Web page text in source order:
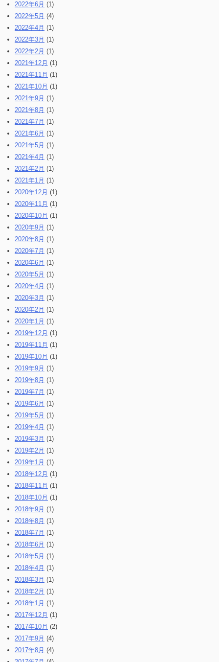
2022年6月 (1)
2022年5月 (4)
2022年4月 (1)
2022年3月 (1)
2022年2月 (1)
2021年12月 (1)
2021年11月 (1)
2021年10月 (1)
2021年9月 (1)
2021年8月 (1)
2021年7月 (1)
2021年6月 (1)
2021年5月 (1)
2021年4月 (1)
2021年2月 (1)
2021年1月 (1)
2020年12月 (1)
2020年11月 (1)
2020年10月 (1)
2020年9月 (1)
2020年8月 (1)
2020年7月 (1)
2020年6月 (1)
2020年5月 (1)
2020年4月 (1)
2020年3月 (1)
2020年2月 (1)
2020年1月 (1)
2019年12月 (1)
2019年11月 (1)
2019年10月 (1)
2019年9月 (1)
2019年8月 (1)
2019年7月 (1)
2019年6月 (1)
2019年5月 (1)
2019年4月 (1)
2019年3月 (1)
2019年2月 (1)
2019年1月 (1)
2018年12月 (1)
2018年11月 (1)
2018年10月 (1)
2018年9月 (1)
2018年8月 (1)
2018年7月 (1)
2018年6月 (1)
2018年5月 (1)
2018年4月 (1)
2018年3月 (1)
2018年2月 (1)
2018年1月 (1)
2017年12月 (1)
2017年10月 (2)
2017年9月 (4)
2017年8月 (4)